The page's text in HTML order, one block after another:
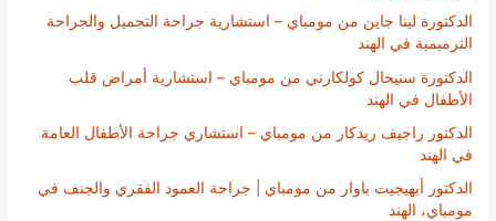
الدكتورة لينا جاين من مومباي – استشارية جراحة التجميل والجراحة
الترميمية في الهند
الدكتورة سنيحال كولكارني من مومباي – استشارية أمراض قلب
الأطفال في الهند
الدكتور راجيف ريدكار من مومباي – استشاري جراحة الأطفال العامة
في الهند
الدكتور أبهيجيت باوار من مومباي | جراحة العمود الفقري والجنف في
مومباي، الهند